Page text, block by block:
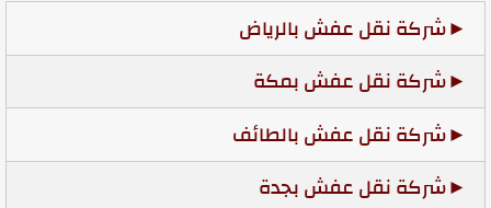
شركة نقل عفش بالرياض
شركة نقل عفش بمكة
شركة نقل عفش بالطائف
شركة نقل عفش بجدة